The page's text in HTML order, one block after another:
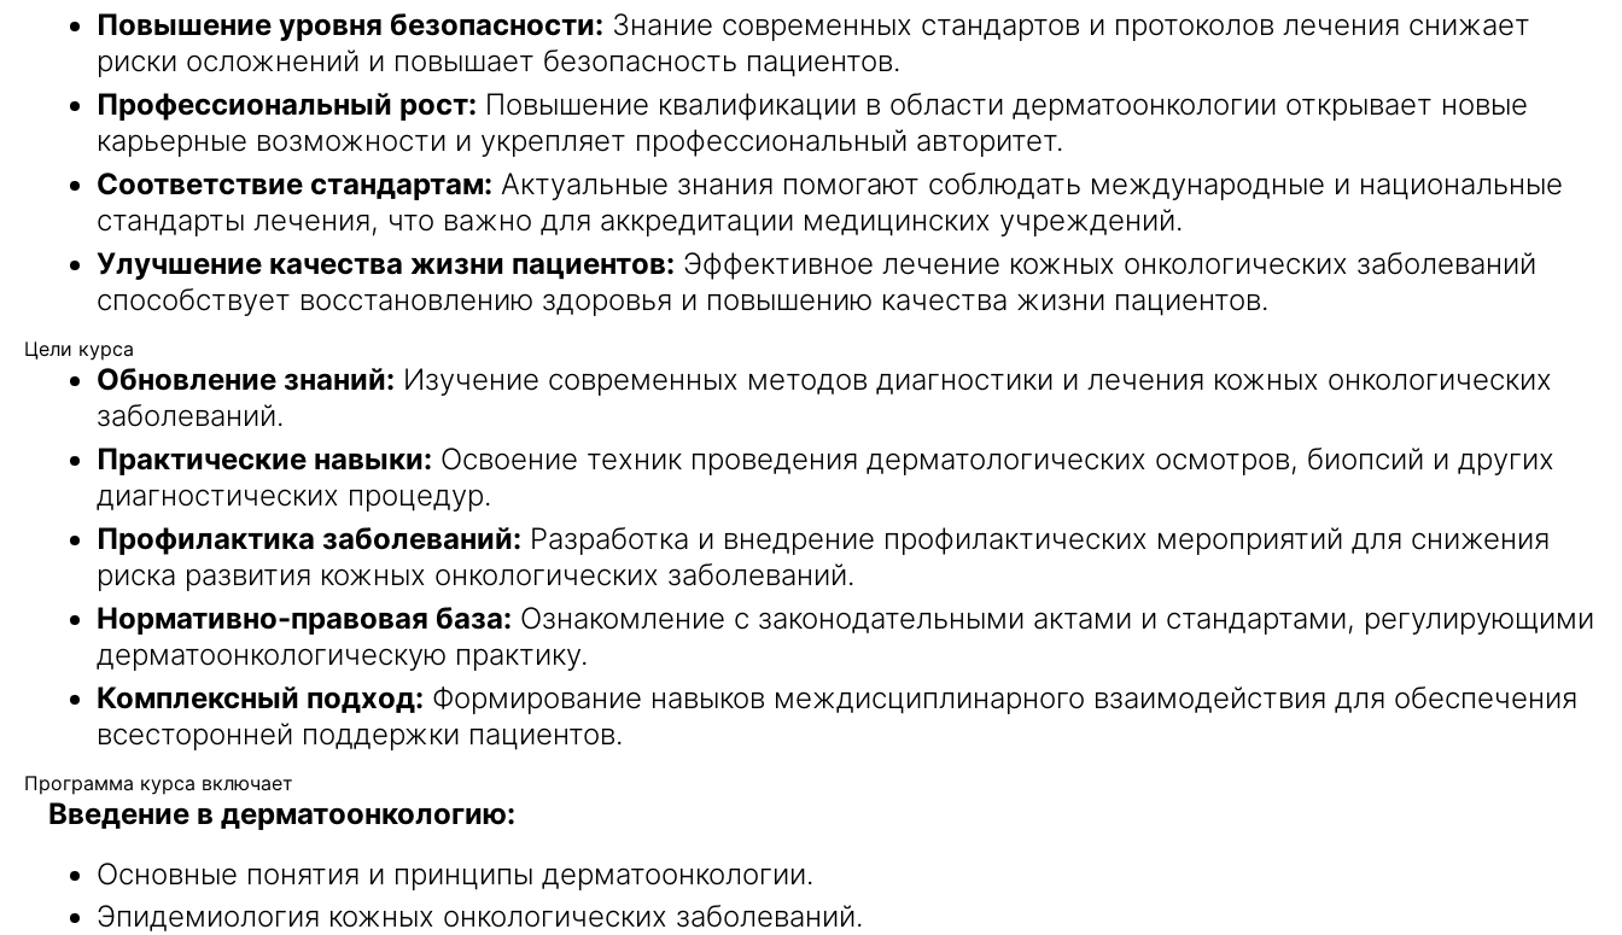
Повышение уровня безопасности: Знание современных стандартов и протоколов лечения снижает
риски осложнений и повышает безопасность пациентов.
Профессиональный рост: Повышение квалификации в области дерматоонкологии открывает новые
карьерные возможности и укрепляет профессиональный авторитет.
Соответствие стандартам: Актуальные знания помогают соблюдать международные и национальные
стандарты лечения, что важно для аккредитации медицинских учреждений.
Улучшение качества жизни пациентов: Эффективное лечение кожных онкологических заболеваний
способствует восстановлению здоровья и повышению качества жизни пациентов.
Цели курса
Обновление знаний: Изучение современных методов диагностики и лечения кожных онкологических
заболеваний.
Практические навыки: Освоение техник проведения дерматологических осмотров, биопсий и других
диагностических процедур.
Профилактика заболеваний: Разработка и внедрение профилактических мероприятий для снижения
риска развития кожных онкологических заболеваний.
Нормативно-правовая база: Ознакомление с законодательными актами и стандартами, регулирующими
дерматоонкологическую практику.
Комплексный подход: Формирование навыков междисциплинарного взаимодействия для обеспечения
всесторонней поддержки пациентов.
Программа курса включает
Введение в дерматоонкологию:
Основные понятия и принципы дерматоонкологии.
Эпидемиология кожных онкологических заболеваний.